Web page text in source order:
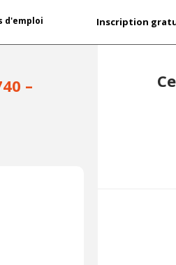
d'emploi Inscription
–